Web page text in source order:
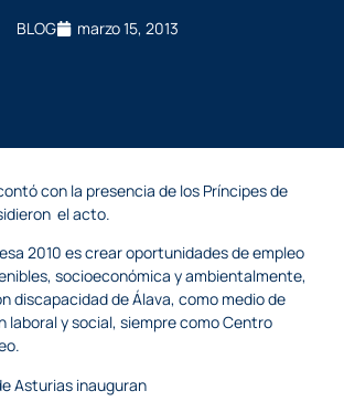
BLOG marzo 15, 2013
con la presencia de los Príncipes de
el acto.
2010 es crear oportunidades de empleo
socioeconómica y ambientalmente,
discapacidad de Álava, como medio de
laboral y social, siempre como Centro